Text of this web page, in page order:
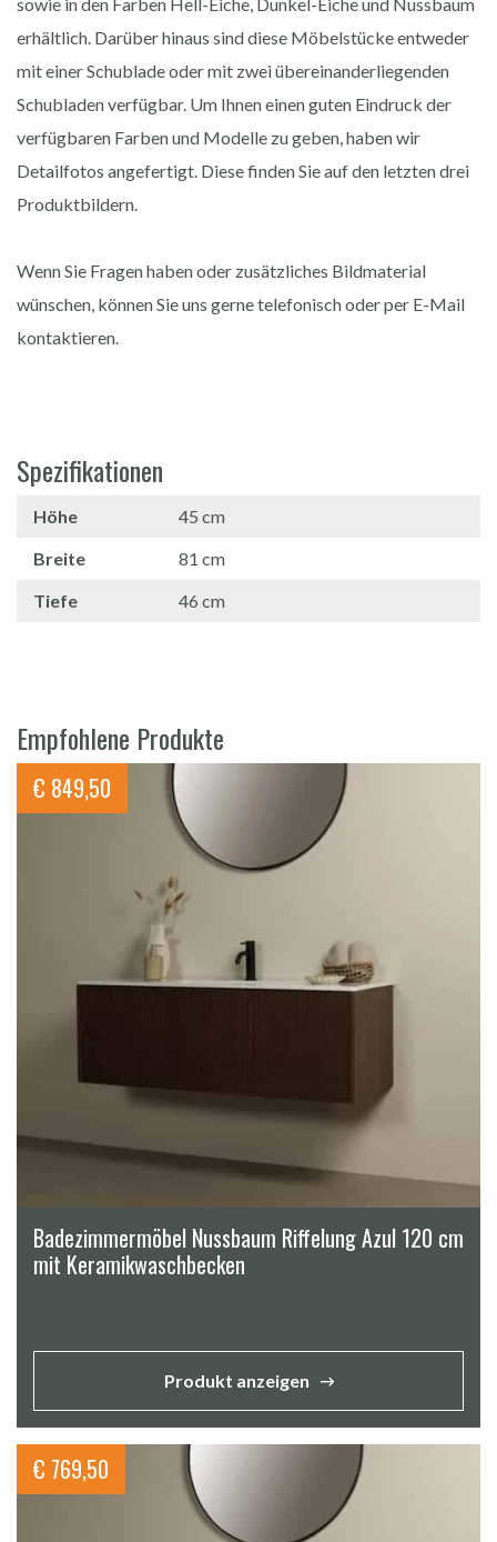
erhältlich. Darüber hinaus sind diese Möbelstücke entweder
mit einer Schublade oder mit zwei übereinanderliegenden
Schubladen verfügbar. Um Ihnen einen guten Eindruck der
verfügbaren Farben und Modelle zu geben, haben wir
Detailfotos angefertigt. Diese finden Sie auf den letzten drei
Produktbildern.
Wenn Sie Fragen haben oder zusätzliches Bildmaterial
wünschen, können Sie uns gerne telefonisch oder per E-Mail
kontaktieren.
Spezifikationen
Höhe
45 cm
Breite
81 cm
Tiefe
46 cm
Empfohlene Produkte
€ 849,50
Badezimmermöbel Nussbaum Riffelung Azul 120 cm
mit Keramikwaschbecken
Produkt anzeigen
€ 769,50